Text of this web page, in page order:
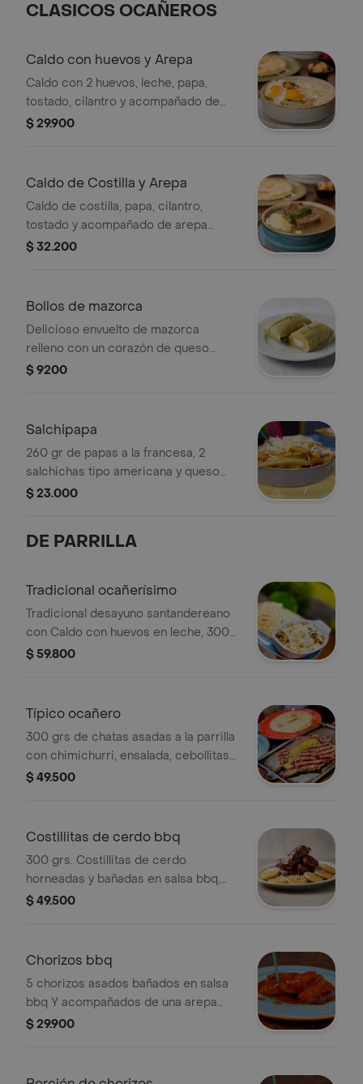
CLASICOS OCAÑEROS
Caldo con huevos y Arepa
Caldo con 2 huevos, leche, papa,
tostado, cilantro y acompañado de
arepa ocañera con mantequilla y
$ 29.900
Caldo de Costilla y Arepa
Caldo de costilla, papa, cilantro,
tostado y acompañado de arepa
ocañera con mantequilla y queso.
$ 32.200
Bollos de mazorca
Delicioso envuelto de mazorca
relleno con un corazón de queso
costeño, ideal para disfrutar de un
$ 9200
Salchipapa
260 gr de papas a la francesa, 2
salchichas tipo americana y queso
costeño rallado, Se envia tártara y
$ 23.000
DE PARRILLA
Tradicional ocañerísimo
Tradicional desayuno santandereano
con Caldo con huevos en leche, 300
grs de chatas asadas a la parrilla con
$ 59.800
Típico ocañero
300 grs de chatas asadas a la parrilla
con chimichurri, ensalada, cebollitas
ocañeras, arepa ocañera con queso
$ 49.500
Costillitas de cerdo bbq
300 grs. Costillitas de cerdo
horneadas y bañadas en salsa bbq,
acompañadas de una crocante arepa
$ 49.500
Chorizos bbq
5 chorizos asados bañados en salsa
bbq Y acompañados de una arepa
ocañera rellena con queso Costeño.
$ 29.900